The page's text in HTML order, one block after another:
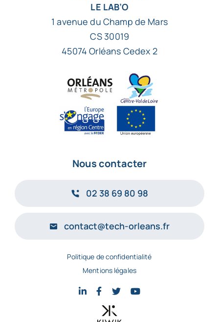
LE LAB’O
1 avenue du Champ de Mars
CS 30019
45074 Orléans Cedex 2
Nous contacter
02 38 69 80 98
contact@tech-orleans.fr
Politique de confidentialité
Mentions légales